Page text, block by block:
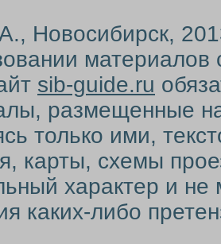
Новосибирск,
материалов
sib-guide.ru
размещенные
только ими,
карты, схемы
характер и
каких-либо